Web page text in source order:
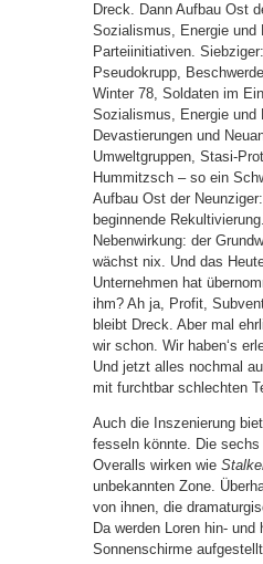
Dreck. Dann Aufbau Ost
Sozialismus, Energie und
Parteiinitiativen.
Pseudokrupp,
Winter 78, Soldaten im
Sozialismus, Energie und
Devastierungen und
Umweltgruppen, Stasi-
Hummitzsch – so ein
Aufbau Ost der
beginnende
Nebenwirkung: der
wächst nix. Und das
Unternehmen hat
ihm? Ah ja, Profit,
bleibt Dreck. Aber mal
wir schon. Wir haben‘s
Und jetzt alles nochmal
mit furchtbar schlechten
Auch die Inszenierung
fesseln könnte. Die
Overalls wirken wie
unbekannten Zone.
von ihnen, die
Da werden Loren hin- und
Sonnenschirme